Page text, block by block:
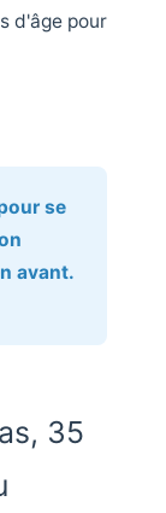
d'âge pour
se
avant.
35